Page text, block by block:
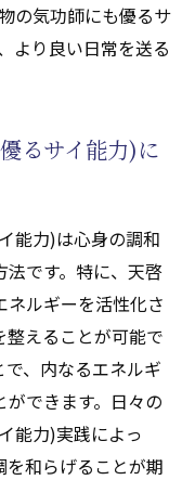
化するチャクラ
も優るサイ能力)
のチャクラと気
るサイ能力)
化するチャクラ
優るサイ能力)を
調整法
から見る効果的
の気功師にも優る
シュを図る
の気功師にも優るサ
より良い日常を送る
るサイ能力)に
能力)は心身の調和
です。特に、天啓
ルギーを活性化さ
えることが可能で
、内なるエネルギ
できます。日々の
能力)実践によっ
和らげることが期